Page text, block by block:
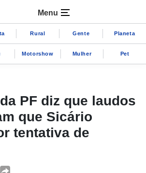
Menu
Rural Gente Planeta
Motorshow Mulher Pet
PF diz que laudos
que Sicário
tentativa de